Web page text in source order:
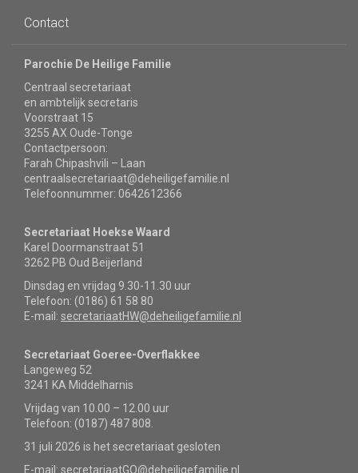
Contact
Parochie De Heilige Familie
Centraal secretariaat
en ambtelijk secretaris
Voorstraat 15
3255 AX Oude-Tonge
Contactpersoon:
Farah Chipashvili – Laan
centraalsecretariaat@deheiligefamilie.nl
Telefoonnummer: 0642612366
Secretariaat Hoekse Waard
Karel Doormanstraat 51
3262 PB Oud Beijerland
Dinsdag en vrijdag 9.30-11.30 uur
Telefoon: (0186) 61 58 80
E-mail: secretariaatHW@deheiligefamilie.nl
Secretariaat Goeree-Overflakkee
Langeweg 52
3241 KA Middelharnis
Vrijdag van 10.00 – 12.00 uur
Telefoon: (0187) 487 808.
31 juli 2026 is het secretariaat gesloten
E-mail: secretariaatGO@deheiligefamilie.nl